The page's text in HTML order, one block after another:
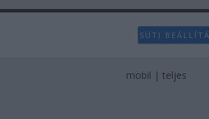
SÜTI
mobil | teljes